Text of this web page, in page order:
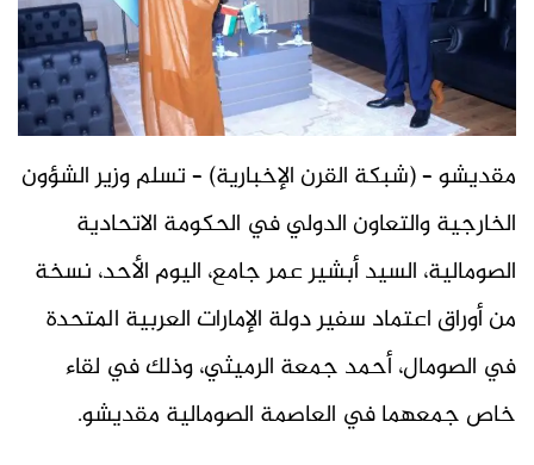
مقديشو – (شبكة القرن الإخبارية) – تسلم وزير الشؤون
الخارجية والتعاون الدولي في الحكومة الاتحادية
الصومالية، السيد أبشير عمر جامع، اليوم الأحد، نسخة
من أوراق اعتماد سفير دولة الإمارات العربية المتحدة
في الصومال، أحمد جمعة الرميثي، وذلك في لقاء
خاص جمعهما في العاصمة الصومالية مقديشو.